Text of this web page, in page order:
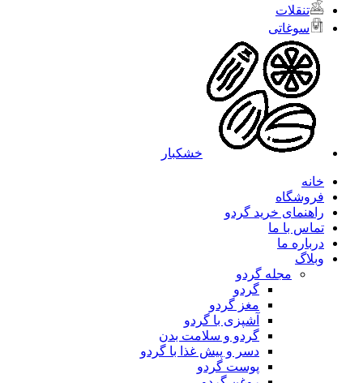
تنقلات
سوغاتی
خشکبار
خانه
فروشگاه
راهنمای خرید گردو
تماس با ما
درباره ما
وبلاگ
مجله گردو
گردو
مغز گردو
آشپزی با گردو
گردو و سلامت بدن
دسر و پیش غذا با گردو
پوست گردو